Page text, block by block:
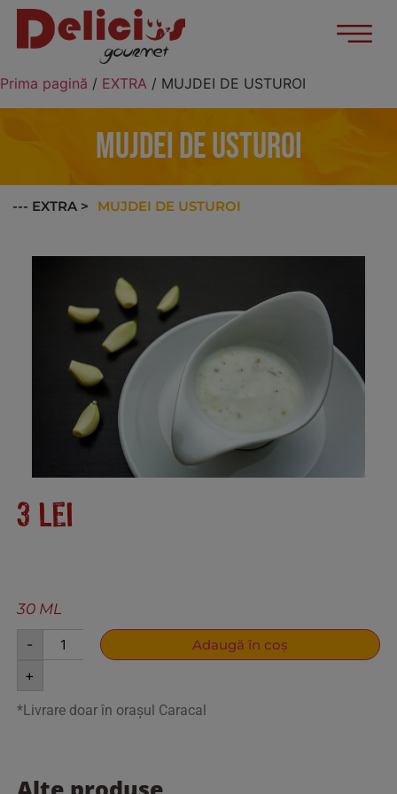
Prima pagină / EXTRA / MUJDEI DE USTUROI
MUJDEI DE USTUROI
--- EXTRA > MUJDEI DE USTUROI
3 lei
30 ML
-
+
Adaugă în coș
*Livrare doar în orașul Caracal